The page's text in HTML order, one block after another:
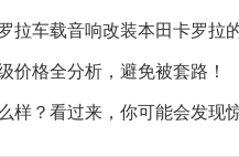
拉车载音响改装本田卡罗拉
价格全分析，避免被套路！
样？看过来，你可能会发现